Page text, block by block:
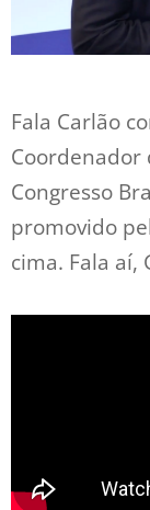
Fala Carlão
Coordenador
Congresso
promovido
cima. Fala aí,